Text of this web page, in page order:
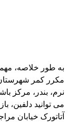
مکرر کمر
نرم، بندر، مرکز
می توانید دلفین،
آتاتورک خیابان